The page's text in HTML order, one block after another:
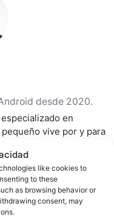
like cookies to
to these
as browsing behavior or
consent, may
desde 2020.
en
vive por y para
smartphones,
una pantalla. Ha
marcas, y es
importantes. Síguelo